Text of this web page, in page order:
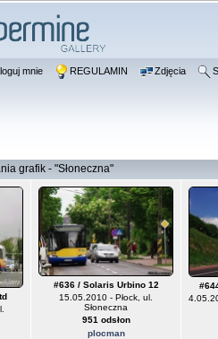
mnie REGULAMIN Zdjęcia
grafik - "Słoneczna"
#636 / Solaris Urbino 12
15.05.2010 - Płock, ul.
Słoneczna
951 odsłon
plocman